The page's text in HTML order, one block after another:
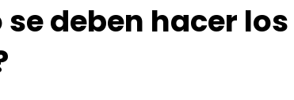
se deben hacer